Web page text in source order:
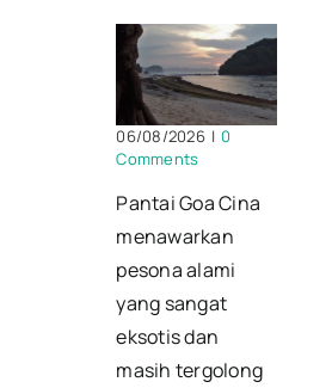
06/08/2026 | 0
Comments
Pantai Goa Cina
menawarkan
pesona alami
yang sangat
eksotis dan
masih tergolong